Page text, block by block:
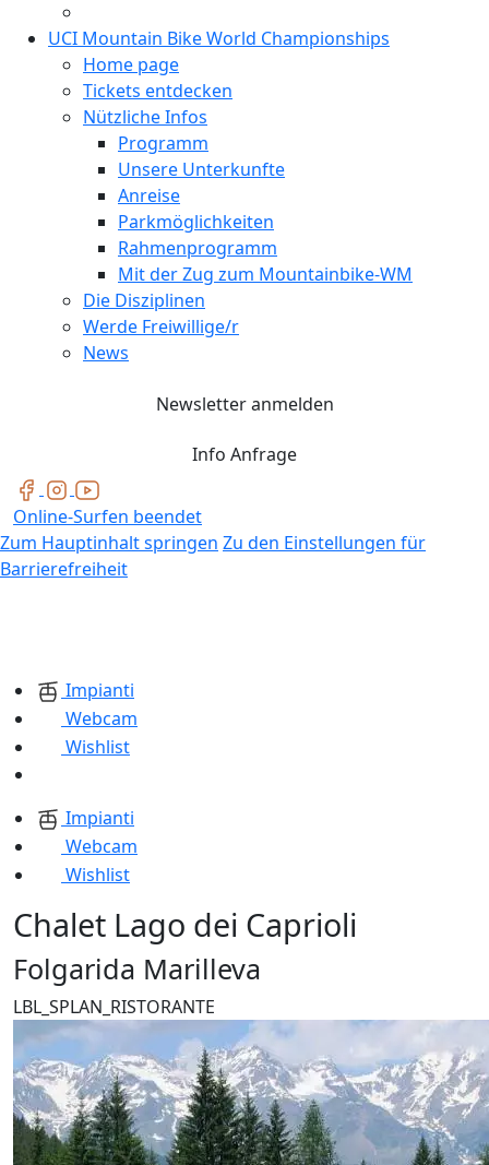
UCI Mountain Bike World Championships
Home page
Tickets entdecken
Nützliche Infos
Programm
Unsere Unterkunfte
Anreise
Parkmöglichkeiten
Rahmenprogramm
Mit der Zug zum Mountainbike-WM
Die Disziplinen
Werde Freiwillige/r
News
Newsletter anmelden
Info Anfrage
Online-Surfen beendet
Zum Hauptinhalt springen Zu den Einstellungen für
Barrierefreiheit
Impianti
Webcam
Wishlist
Impianti
Webcam
Wishlist
Chalet Lago dei Caprioli
Folgarida Marilleva
LBL_SPLAN_RISTORANTE